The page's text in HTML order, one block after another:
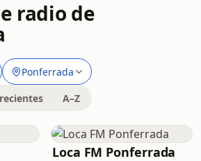
radio de
Ponferrada
A–Z
Loca FM Ponferrada